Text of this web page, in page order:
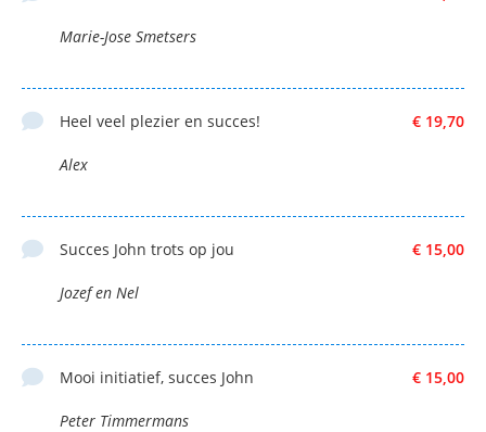
Marie-Jose Smetsers
€ 19,70
Heel veel plezier en succes!
Alex
€ 15,00
Succes John trots op jou
Jozef en Nel
€ 15,00
Mooi initiatief, succes John
Peter Timmermans